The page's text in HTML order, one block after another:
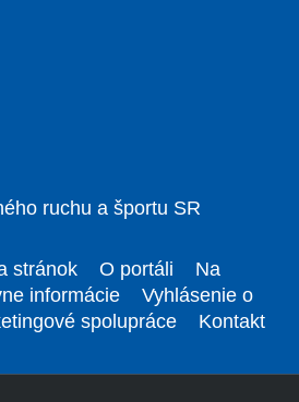
ruchu a športu SR
stránok O portáli
Na
informácie
Vyhlásenie o
spolupráce Kontakt